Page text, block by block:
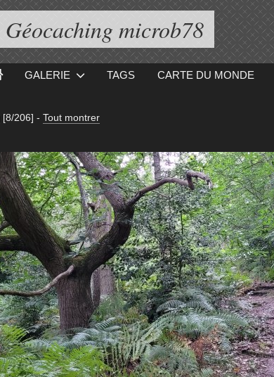
Géocaching microb78
GALERIE TAGS CARTE DU MONDE
[8/206] - Tout montrer